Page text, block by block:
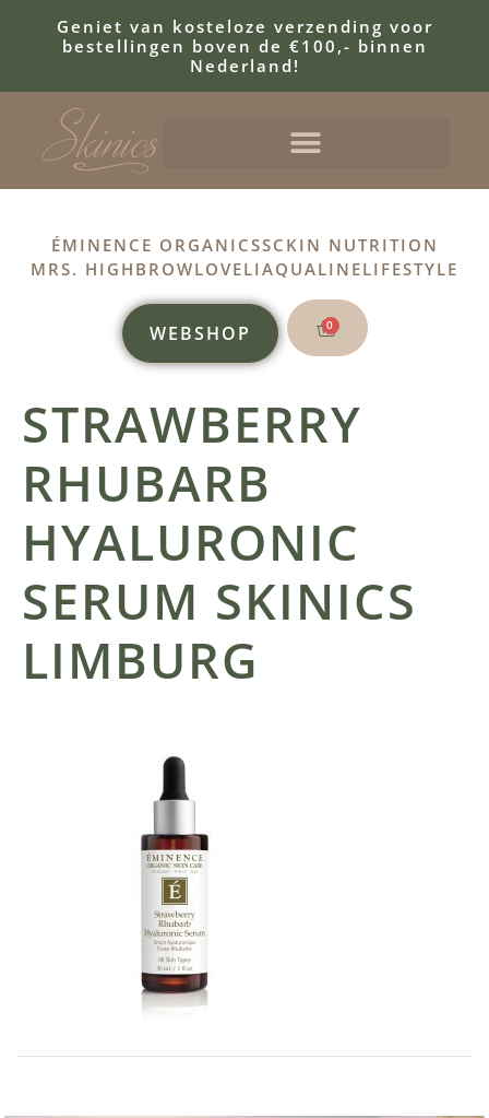
Geniet van kosteloze verzending voor
bestellingen boven de €100,- binnen
Nederland!
ÉMINENCE ORGANICSSCKIN NUTRITION
MRS. HIGHBROWLOVELIAQUALINELIFESTYLE
WEBSHOP 0
STRAWBERRY
RHUBARB
HYALURONIC
SERUM SKINICS
LIMBURG